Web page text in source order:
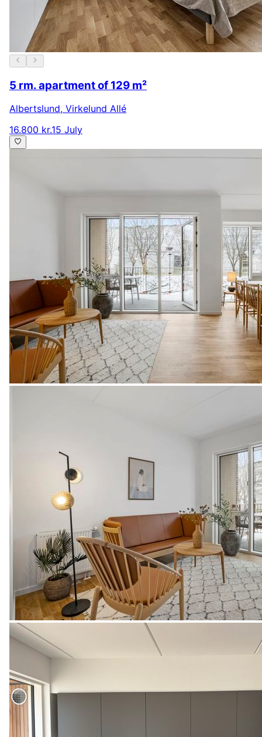
5 rm. apartment of 129 m²
Albertslund, Virkelund Allé
16.800 kr.15 July